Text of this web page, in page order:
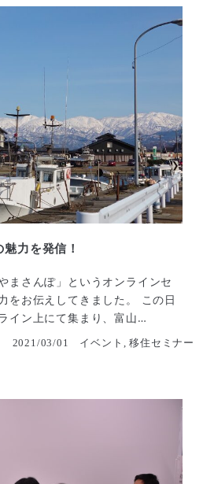
力を発信！
まさんぽ」というオンラインセ
をお伝えしてきました。 この日
イン上にて集まり、富山…
2021/03/01 イベント, 移住セミナー